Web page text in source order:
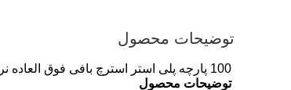
توضیحات محصول
100 پارچه پلی استر استرچ بافی فوق العاده نرم نرم و ابریشم پارچه مخملی برای تولید کننده کمپرسور در چین
توضیحات محصول